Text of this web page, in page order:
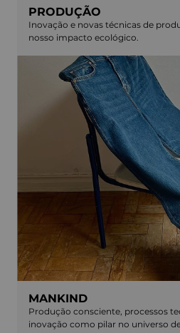
PRODUÇÃO
Inovação e novas técnicas de
nosso impacto ecológico.
MANKIND
Produção consciente, processos
inovação como pilar no universo